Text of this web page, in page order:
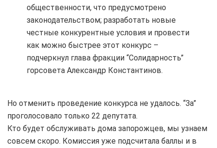
общественности, что предусмотрено
законодательством; разработать новые
честные конкурентные условия и провести
как можно быстрее этот конкурс –
подчеркнул глава фракции “Солидарность”
горсовета Александр Константинов.
Но отменить проведение конкурса не удалось. “За”
проголосовало только 22 депутата.
Кто будет обслуживать дома запорожцев, мы узнаем
совсем скоро. Комиссия уже подсчитала баллы и в